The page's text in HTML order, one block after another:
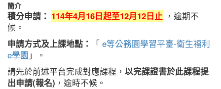
簡介
積分申請： 114年4月16日起至12月12日止 ，逾期不
候。
申請方式及上課地點：
「 e等公務園學習平臺-衛生福利
e學園 」。
請先於前述平台完成對應課程， 以完課證書於此課程提
出申請(報名) ，逾時不候。